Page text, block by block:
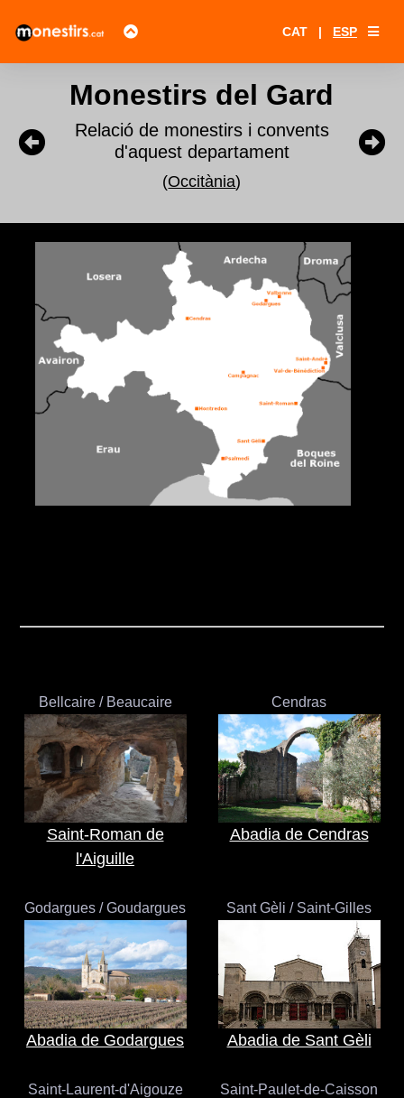
CAT | ESP
Monestirs del Gard
Relació de monestirs i convents
d'aquest departament
(Occitània)
Bellcaire / Beaucaire
Saint-Roman de
l'Aiguille
Cendras
Abadia de Cendras
Godargues / Goudargues
Abadia de Godargues
Sant Gèli / Saint-Gilles
Abadia de Sant Gèli
Saint-Laurent-d'Aigouze Saint-Paulet-de-Caisson